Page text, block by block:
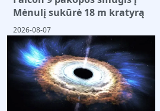
Mėnulį sukūrė 18 m kratyrą
2026-08-07